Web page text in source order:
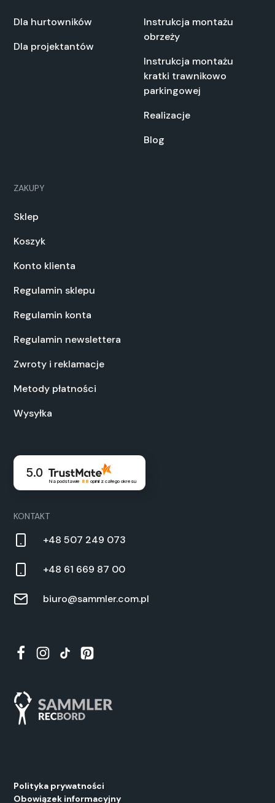
Dla hurtowników
Dla projektantów
Instrukcja montażu
obrzeży
Instrukcja montażu
kratki trawnikowo
parkingowej
Realizacje
Blog
ZAKUPY
Sklep
Koszyk
Konto klienta
Regulamin sklepu
Regulamin konta
Regulamin newslettera
Zwroty i reklamacje
Metody płatności
Wysyłka
5.0
Na podstawie 88 opinii z całego okresu
KONTAKT
+48 507 249 073
+48 61 669 87 00
biuro@sammler.com.pl
Polityka prywatności
Obowiązek informacyjny